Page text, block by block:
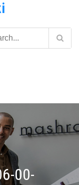
00-